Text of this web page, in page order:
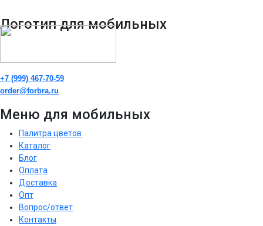
Логотип для мобильных
+7 (999) 467-70-59
order@forbra.ru
Меню для мобильных
Палитра цветов
Каталог
Блог
Оплата
Доставка
Опт
Вопрос/ответ
Контакты